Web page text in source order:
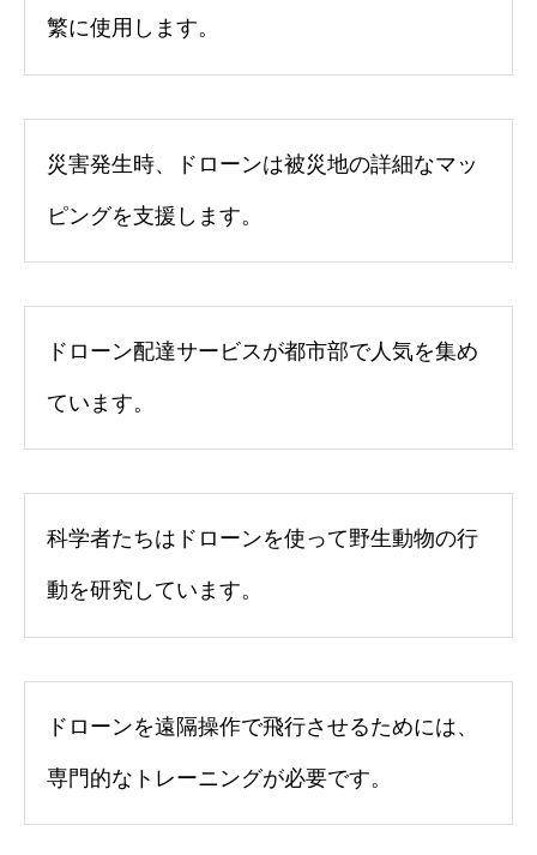
繁に使用します。
災害発生時、ドローンは被災地の詳細なマッ
ピングを支援します。
ドローン配達サービスが都市部で人気を集め
ています。
科学者たちはドローンを使って野生動物の行
動を研究しています。
ドローンを遠隔操作で飛行させるためには、
専門的なトレーニングが必要です。